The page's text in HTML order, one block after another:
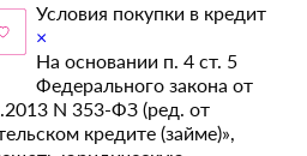
Условия покупки в кредит
×
На основании п. 4 ст. 5
Федерального закона от
N 353-ФЗ (ред. от
кредите (займе)»,